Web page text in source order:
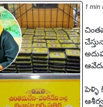
1 min
పెళ్ళి